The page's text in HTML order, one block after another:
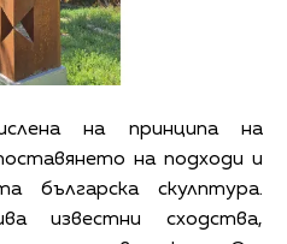
на принципа на
на подходи и
българска скулптура.
известни сходства,